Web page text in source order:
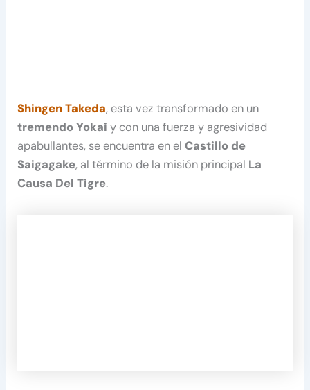
Shingen Takeda, esta vez transformado en un
tremendo Yokai y con una fuerza y agresividad
apabullantes, se encuentra en elCastillo de
Saigagake, al término de la misión principal La
Causa Del Tigre.